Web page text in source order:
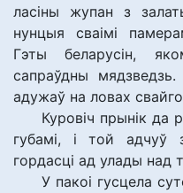
ласіны жупан з
нунцыя сваімі
Гэты беларусін,
сапраўдны
адужаў на ловах
Куровіч прынік да
губамі, і той адчуў
гордасці ад улады над
У пакоі гусцела